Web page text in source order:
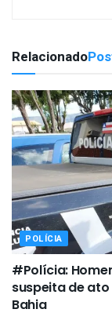
Relacionado
POLÍCIA
#Polícia:
suspeita de
Bahia